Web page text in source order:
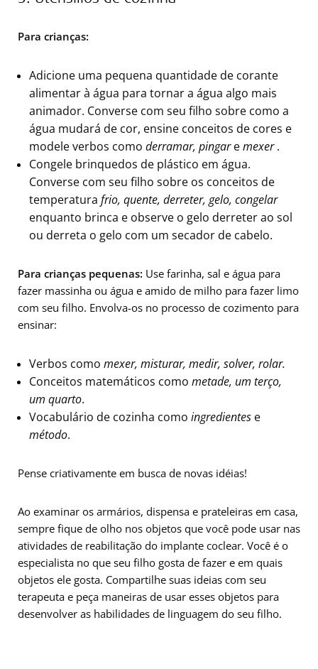
Para crianças:
Adicione uma pequena quantidade de corante
alimentar à água para tornar a água algo mais
animador. Converse com seu filho sobre como a
água mudará de cor, ensine conceitos de cores e
modele verbos como derramar, pingaremexer.
Congele brinquedos de plástico em água.
Converse com seu filho sobre os conceitos de
temperatura frio, quente, derreter, gelo, congelar
enquanto brinca e observe o gelo derreter ao sol
ou derreta o gelo com um secador de cabelo.
Para crianças pequenas: Use farinha, sal e água para
fazer massinha ou água e amido de milho para fazer limo
com seu filho. Envolva-os no processo de cozimento para
ensinar:
Verbos como mexer, misturar, medir, solver, rolar.
Conceitos matemáticos como metade, um terço,
um quarto.
Vocabulário de cozinha como ingredientes e
método.
Pense criativamente em busca de novas idéias!
Ao examinar os armários, dispensa e prateleiras em casa,
sempre fique de olho nos objetos que você pode usar nas
atividades de reabilitação do implante coclear. Você é o
especialista no que seu filho gosta de fazer e em quais
objetos ele gosta. Compartilhe suas ideias com seu
terapeuta e peça maneiras de usar esses objetos para
desenvolver as habilidades de linguagem do seu filho.